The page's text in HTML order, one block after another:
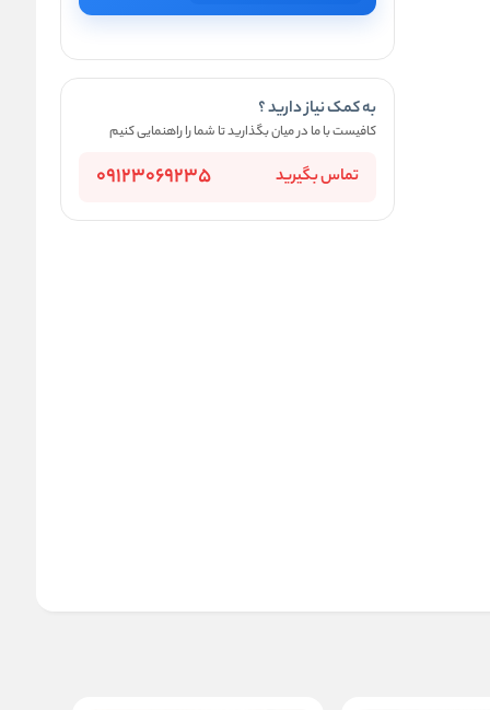
به کمک نیاز دارید ؟
کافیست با ما در میان بگذارید تا شما را راهنمایی کنیم
تماس بگیرید 09123069235